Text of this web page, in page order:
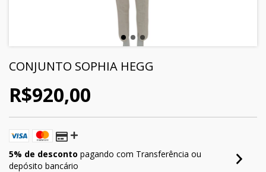
CONJUNTO SOPHIA HEGG
R$920,00
5% de desconto pagando com Transferência ou
depósito bancário